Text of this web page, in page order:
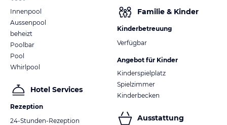
Innenpool
Aussenpool
beheizt
Poolbar
Pool
Whirlpool
Hotel Services
Rezeption
24-Stunden-Rezeption
Familie & Kinder
Kinderbetreuung
Verfügbar
Angebot für Kinder
Kinderspielplatz
Spielzimmer
Kinderbecken
Ausstattung